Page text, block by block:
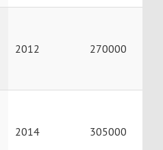
2012 270000
2014 305000